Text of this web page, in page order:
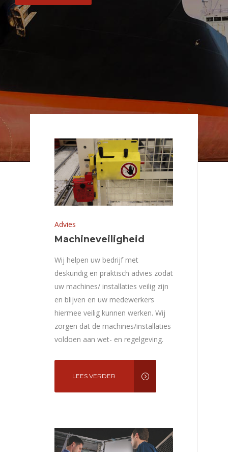
Advies
Machineveiligheid
Wij helpen uw bedrijf met
deskundig en praktisch advies zodat
uw machines/ installaties veilig zijn
en blijven en uw medewerkers
hiermee veilig kunnen werken. Wij
zorgen dat de machines/installaties
voldoen aan wet- en regelgeving.
LEES VERDER